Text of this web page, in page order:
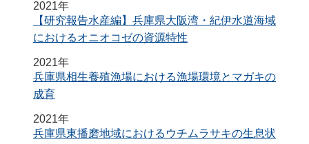
2021年
【研究報告水産編】兵庫県大阪湾・紀伊水道海域
におけるオニオコゼの資源特性
2021年
兵庫県相生養殖漁場における漁場環境とマガキの
成育
2021年
兵庫県東播磨地域におけるウチムラサキの生息状